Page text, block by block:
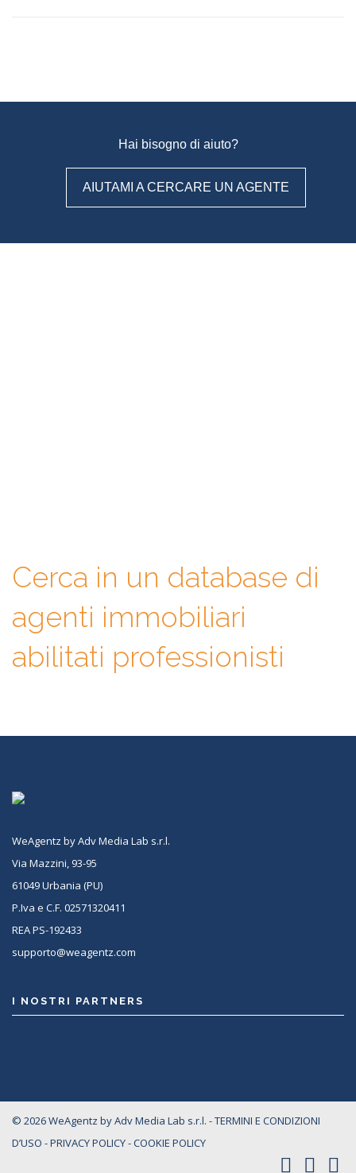
Hai bisogno di aiuto?
AIUTAMI A CERCARE UN AGENTE
Cerca in un database di
agenti immobiliari
abilitati professionisti
WeAgentz by Adv Media Lab s.r.l.
Via Mazzini, 93-95
61049 Urbania (PU)
P.Iva e C.F. 02571320411
REA PS-192433
supporto@weagentz.com
I NOSTRI PARTNERS
© 2026 WeAgentz by Adv Media Lab s.r.l. -TERMINI E CONDIZIONI
D’USO -PRIVACY POLICY-COOKIE POLICY